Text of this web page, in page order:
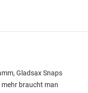
Gladsax Snaps
mehr braucht man